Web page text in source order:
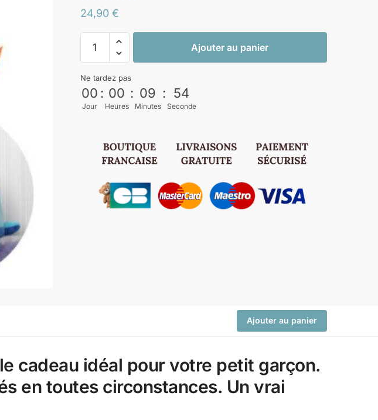
24,90 €
Ajouter au panier
Ne tardez pas
00
Jour
: 00
Heures
: 09
Minutes
: 53
Seconde
Ajouter au panier
cadeau idéal pour votre petit garçon.
en toutes circonstances. Un vrai